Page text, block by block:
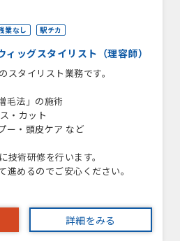
業なし 駅チカ
ッグスタイリスト（理容師）
スタイリスト業務です。
毛法」の施術
・カット
ー・頭皮ケア など
術研修を行います。
進めるのでご安心ください。
詳細をみる